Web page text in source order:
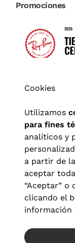
Promociones
Aviso legal|
Política
Cookies
Utilizamos
para fines
analíticos y
a partir de
aceptar
“Aceptar” o
clicando el
información